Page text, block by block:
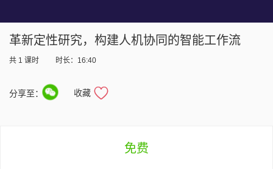
革新定性研究，构建人机协同的智能工作流
共 1 课时 时长：16:40
分享至： 收藏
免费